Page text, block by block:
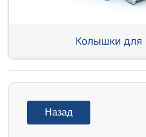
Колышки для
Назад